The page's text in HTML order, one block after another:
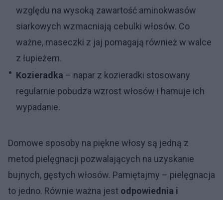
względu na wysoką zawartość aminokwasów
siarkowych wzmacniają cebulki włosów. Co
ważne, maseczki z jaj pomagają również w walce
z łupieżem.
Kozieradka – napar z kozieradki stosowany
regularnie pobudza wzrost włosów i hamuje ich
wypadanie.
Domowe sposoby na piękne włosy są jedną z
metod pielęgnacji pozwalających na uzyskanie
bujnych, gęstych włosów. Pamiętajmy – pielęgnacja
to jedno. Równie ważna jest odpowiednia i